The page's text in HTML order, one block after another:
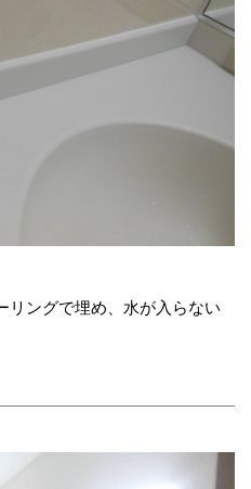
リングで埋め、水が入らない